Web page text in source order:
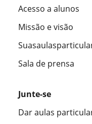
Acesso a alunos
Missão e visão
Sala de prensa
Junte-se
Dar aulas